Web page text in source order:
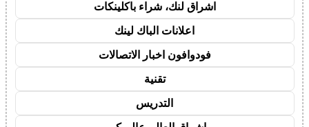
اشراق لنك، شراء باكلينكات
اعلانات الباك لينك
فودوافون اخبار الاتصالات
تقنية
التدريس